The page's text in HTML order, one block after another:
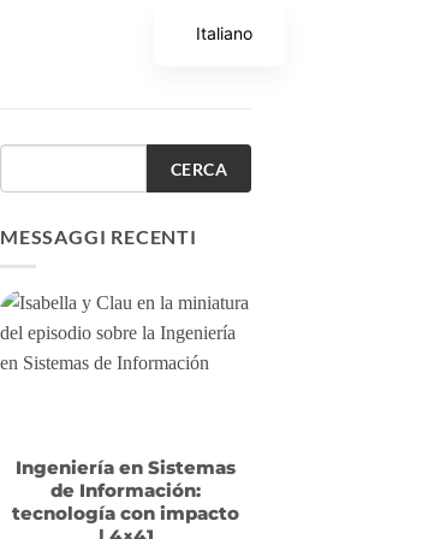
CERCA
MESSAGGI RECENTI
Ingeniería en Sistemas
de Información:
tecnología con impacto
Italiano